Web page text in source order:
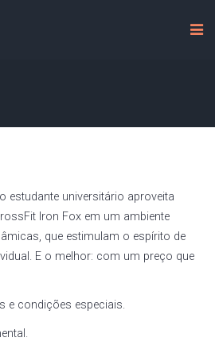
estudante universitário aproveita
Iron Fox em um ambiente
que estimulam o espírito de
E o melhor: com um preço que
e condições especiais.